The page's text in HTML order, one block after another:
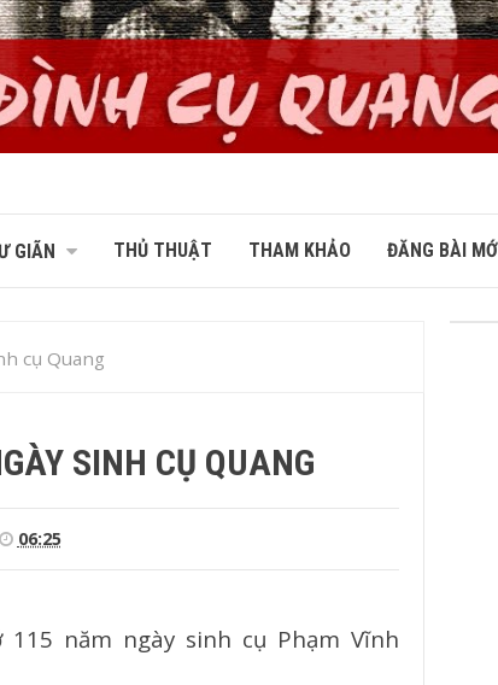
GIÃN THỦ THUẬT THAM KHẢO ĐĂNG BÀI
cụ Quang
SINH CỤ QUANG
06:25
năm ngày sinh cụ Phạm Vĩnh